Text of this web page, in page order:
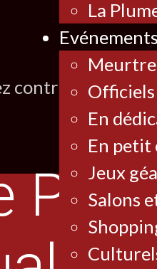
contributeur et
La
Evénements
Officiels
En
En petit
Jeux
Salons